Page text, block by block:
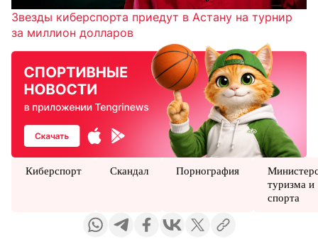
Звезды киберспорта приедут в Астану на турнир
за миллион долларов
Киберспорт Скандал Порнография
туризма и
спорта